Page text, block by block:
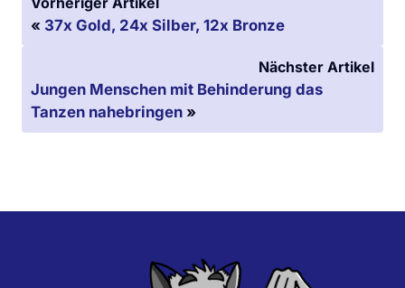
« 37x Gold, 24x Silber, 12x Bronze
Nächster Artikel
Jungen Menschen mit Behinderung das
Tanzen nahebringen »